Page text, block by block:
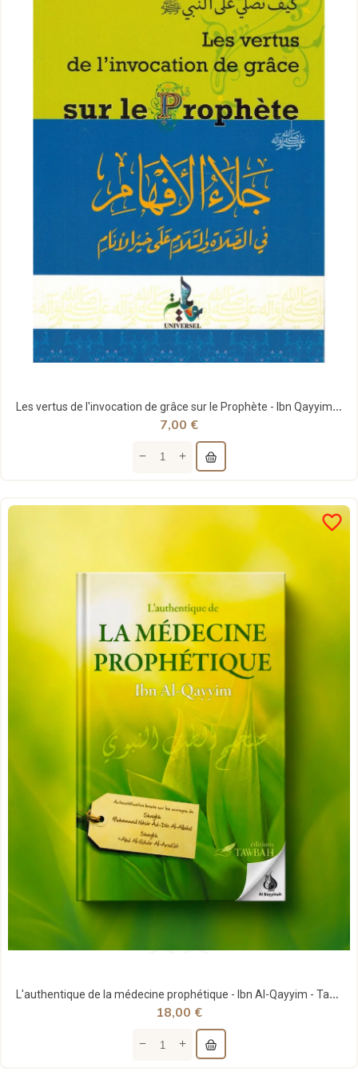
Les vertus de l'invocation de grâce sur le Prophète - Ibn Qayyim Al-Jawziyya - Universel
7,00 €
favorite_border
L'authentique de la médecine prophétique - Ibn Al-Qayyim - Tawbah
18,00 €